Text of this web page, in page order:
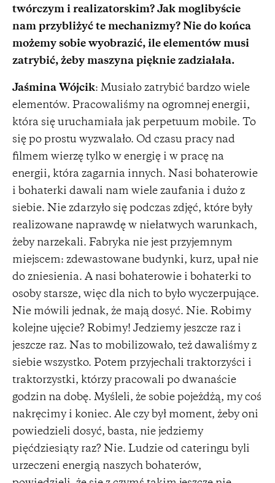
twórczym i realizatorskim? Jak moglibyście
nam przybliżyć te mechanizmy? Nie do końca
możemy sobie wyobrazić, ile elementów musi
zatrybić, żeby maszyna pięknie zadziałała.
Jaśmina Wójcik: Musiało zatrybić bardzo wiele
elementów. Pracowaliśmy na ogromnej energii,
która się uruchamiała jak perpetuum mobile. To
się po prostu wyzwalało. Od czasu pracy nad
filmem wierzę tylko w energię i w pracę na
energii, która zagarnia innych. Nasi bohaterowie
i bohaterki dawali nam wiele zaufania i dużo z
siebie. Nie zdarzyło się podczas zdjęć, które były
realizowane naprawdę w niełatwych warunkach,
żeby narzekali. Fabryka nie jest przyjemnym
miejscem: zdewastowane budynki, kurz, upał nie
do zniesienia. A nasi bohaterowie i bohaterki to
osoby starsze, więc dla nich to było wyczerpujące.
Nie mówili jednak, że mają dosyć. Nie. Robimy
kolejne ujęcie? Robimy! Jedziemy jeszcze raz i
jeszcze raz. Nas to mobilizowało, też dawaliśmy z
siebie wszystko. Potem przyjechali traktorzyści i
traktorzystki, którzy pracowali po dwanaście
godzin na dobę. Myśleli, że sobie pojeżdżą, my coś
nakręcimy i koniec. Ale czy był moment, żeby oni
powiedzieli dosyć, basta, nie jedziemy
pięćdziesiąty raz? Nie. Ludzie od cateringu byli
urzeczeni energią naszych bohaterów,